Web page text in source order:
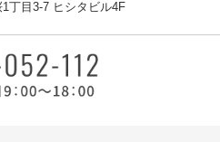
丁目3-7 ヒシタビル4F